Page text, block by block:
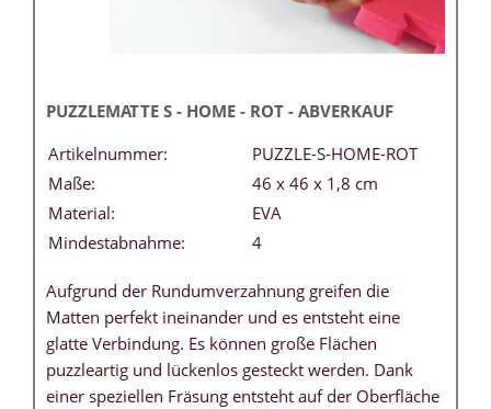
PUZZLEMATTE S - HOME - ROT - ABVERKAUF
Artikelnummer:
PUZZLE-S-HOME-ROT
Maße:
46 x 46 x 1,8 cm
Material:
EVA
Mindestabnahme:
4
Aufgrund der Rundumverzahnung greifen die
Matten perfekt ineinander und es entsteht eine
glatte Verbindung. Es können große Flächen
puzzleartig und lückenlos gesteckt werden. Dank
einer speziellen Fräsung entsteht auf der Oberfläche